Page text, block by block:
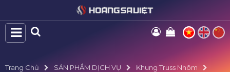
Trang Chủ SẢN PHẨM DỊCH VỤ
Khung Truss Nhôm